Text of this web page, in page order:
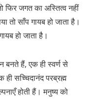
फिर जगत का अस्तित्व नहीं
तो साँप गायब हो जाता है।
हो जाता है।
बनते हैं, एक ही स्वर्ण से
सच्चिदानंद परब्रह्म
होती हैं। मनुष्य को